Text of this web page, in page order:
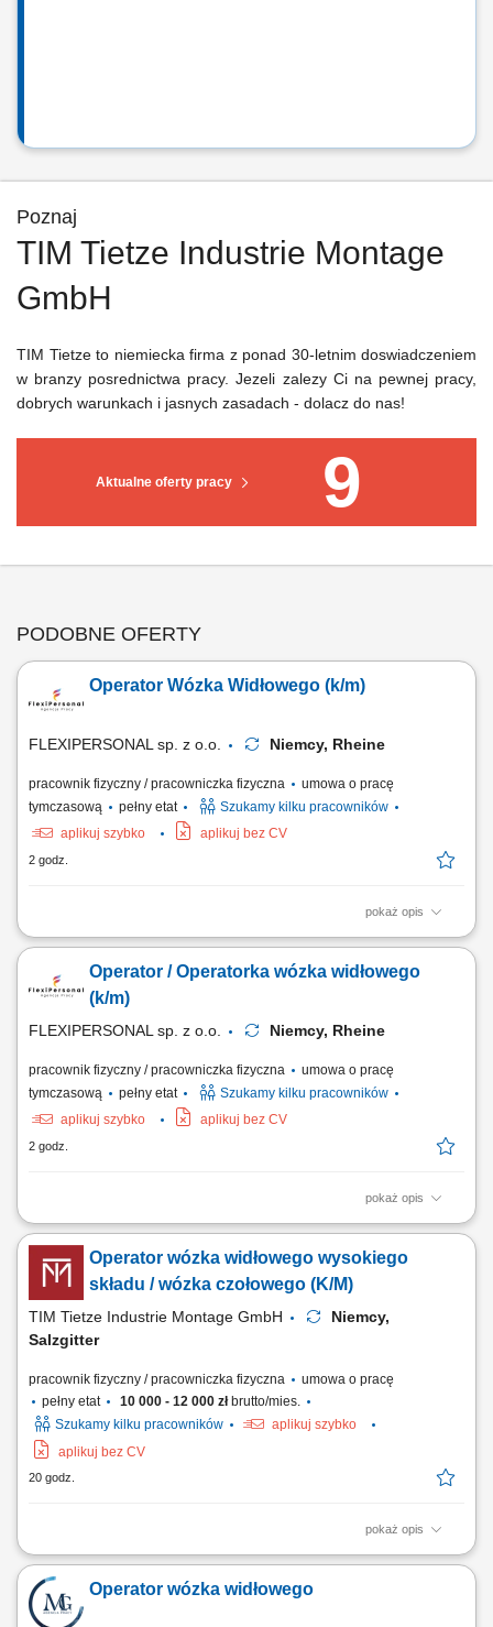
Poznaj
TIM Tietze Industrie Montage
GmbH
Aktualne oferty pracy 9
TIM Tietze to niemiecka firma z ponad 30-letnim doswiadczeniem
w branzy posrednictwa pracy. Jezeli zalezy Ci na pewnej pracy,
dobrych warunkach i jasnych zasadach - dolacz do nas!
PODOBNE OFERTY
Operator Wózka Widłowego (k/m)
FLEXIPERSONAL sp. z o.o. Niemcy, Rheine
pracownik fizyczny / pracowniczka fizyczna
umowa o pracę
tymczasową
pełny etat
Szukamy kilku pracowników
aplikuj szybko
aplikuj bez CV
2 godz.
pokaż opis
Twoje zadania: Obsługa wózka widłowego oraz transport towarów na
Kompletowanie i przygotowywanie zamówień do wysyłki;
Rozmieszczanie towarów oraz obsługa magazynu wysokiego
Operator / Operatorka wózka widłowego
(k/m)
FLEXIPERSONAL sp. z o.o. Niemcy, Rheine
pracownik fizyczny / pracowniczka fizyczna
umowa o pracę
tymczasową
pełny etat
Szukamy kilku pracowników
aplikuj szybko
aplikuj bez CV
2 godz.
pokaż opis
Opis stanowiska Przemieszczanie komponentów oraz wyrobów
gotowych w przestrzeni magazynu wysokiego składowania;
Prowadzenie prac przeładunkowych przy dostawach i wysyłkach
towarowych; Skanowanie, weryfikacja i przygotowywanie pakietów
wysyłkowych zgodnie ze specyfikacją; Optymalne...
Operator wózka widłowego wysokiego
składu / wózka czołowego (K/M)
TIM Tietze Industrie Montage GmbH
Niemcy,
Salzgitter
pracownik fizyczny / pracowniczka fizyczna
umowa o pracę
pełny etat
10 000 - 12 000 złbrutto/mies.
Szukamy kilku pracowników
aplikuj szybko
aplikuj bez CV
20 godz.
pokaż opis
Zadania: obsługa wózków widłowych wysokiego składu; obsługa
wózków czołowych (frontowych) transport oraz składowanie części do
wagonów kolejowych; załadunek i rozładunek towarów; przestrzeganie
zasad bezpieczeństwa oraz obowiązujących procedur;
Operator wózka widłowego